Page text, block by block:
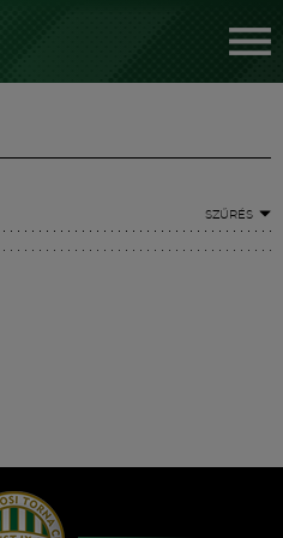
SZŰRÉS